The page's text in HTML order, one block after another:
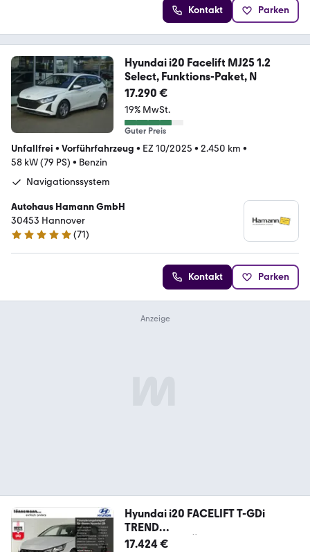
Kontakt Parken
Hyundai i20 Facelift MJ25 1.2
Select, Funktions-Paket, N
17.290 €
19% MwSt.
Guter Preis
Unfallfrei • Vorführfahrzeug • EZ 10/2025 • 2.450 km •
58 kW (79 PS) • Benzin
Navigationssystem
Autohaus Hamann GmbH
30453 Hannover
5 Sterne
(71)
Kontakt Parken
Hyundai i20 FACELIFT T-GDi
TREND
DCT+NAVI+RÜCKFAHRKAMERA
17.424 €